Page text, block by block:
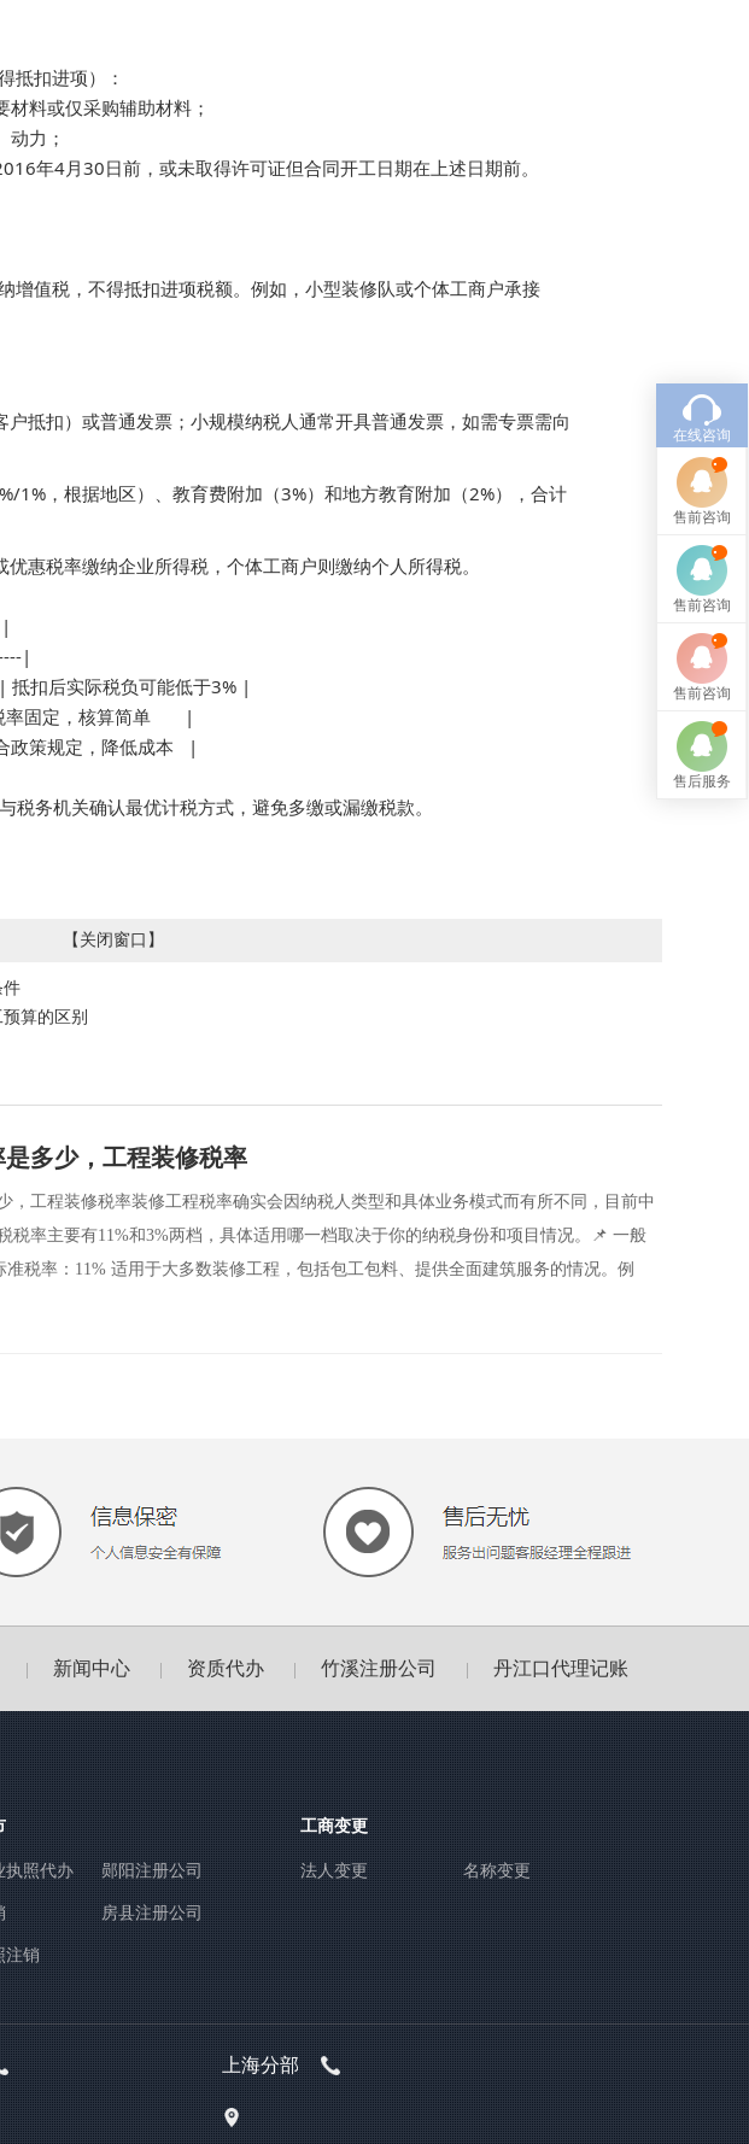
抵扣进项）：
材料或仅采购辅助材料；
动力；
年4月30日前，或未取得许可证但合同开工日期在上述日期前。
增值税，不得抵扣进项税额。例如，小型装修队或个体工商户承接
抵扣）或普通发票；小规模纳税人通常开具普通发票，如需专票需向
1%，根据地区）、教育费附加（3%）和地方教育附加（2%），合计
惠税率缴纳企业所得税，个体工商户则缴纳个人所得税。
|
|
抵扣后实际税负可能低于3% |
固定，核算简单       |
政策规定，降低成本   |
务机关确认最优计税方式，避免多缴或漏缴税款。
【 关闭窗口 】
件
算的区别
多少，工程装修税率
，工程装修税率装修工程税率确实会因纳税人类型和具体业务模式而有所不同，目前中
税率主要有11%和3%两档，具体适用哪一档取决于你的纳税身份和项目情况。📌 一般
税率：11% 适用于大多数装修工程，包括包工包料、提供全面建筑服务的情况。例
新闻中心 资质代办 竹溪注册公司 丹江口代理记账
执照代办 郧阳注册公司
房县注册公司
注销
工商变更
法人变更 名称变更
上海分部
在线咨询
售前咨询
售前咨询
售前咨询
售后服务